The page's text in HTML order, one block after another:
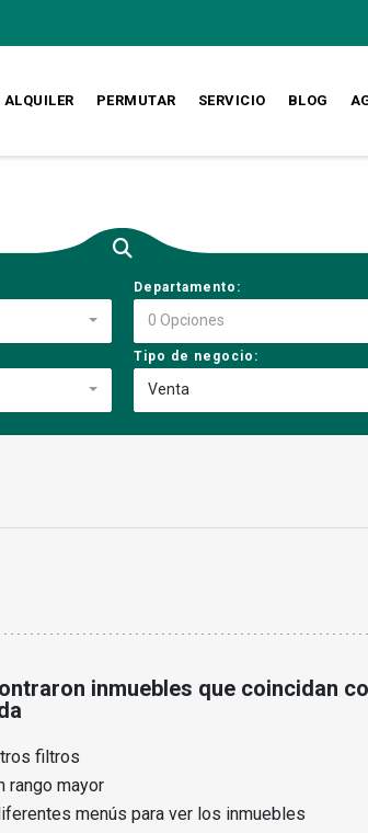
ALQUILER PERMUTAR SERVICIO BLOG
Departamento:
0 Opciones
Tipo de negocio:
Venta
inmuebles que coincidan
filtros
rango mayor
menús para ver los inmuebles